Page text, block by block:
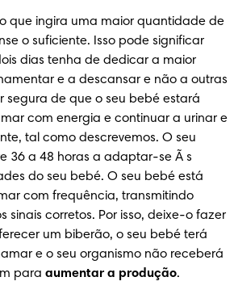
que ingira uma maior quantidade de
o suficiente. Isso pode significar
dias tenha de dedicar a maior
e a descansar e não a outras
segura de que o seu bebé estará
com energia e continuar a urinar e
tal como descrevemos. O seu
36 a 48 horas a adaptar-se Ã s
do seu bebé. O seu bebé está
com frequência, transmitindo
sinais corretos. Por isso, deixe-o fazer
um biberão, o seu bebé terá
e o seu organismo não receberá
para aumentar a produção.